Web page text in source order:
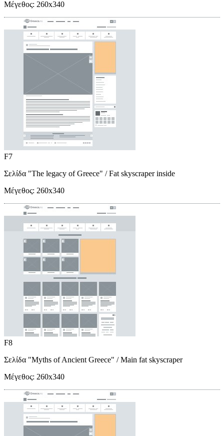
Μέγεθος: 260x340
F7
Σελίδα "The legacy of Greece" / Fat skyscraper inside
Μέγεθος: 260x340
F8
Σελίδα "Myths of Ancient Greece" / Main fat skyscraper
Μέγεθος: 260x340